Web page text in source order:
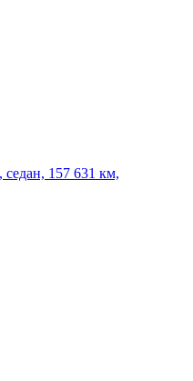
седан, 157 631 км,